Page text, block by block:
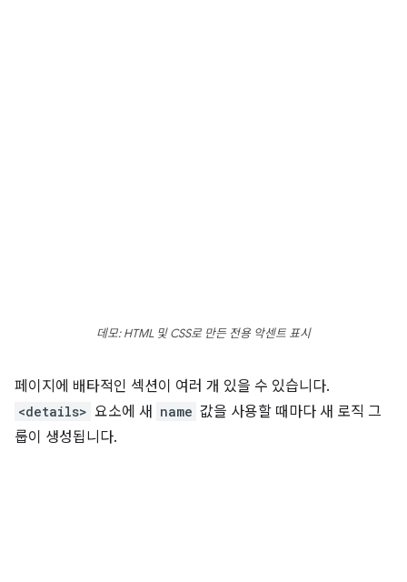
데모: HTML 및 CSS로 만든 전용 악센트 표시
페이지에 배타적인 섹션이 여러 개 있을 수 있습니다.
<details> 요소에 새 name 값을 사용할 때마다 새 로직 그
룹이 생성됩니다.